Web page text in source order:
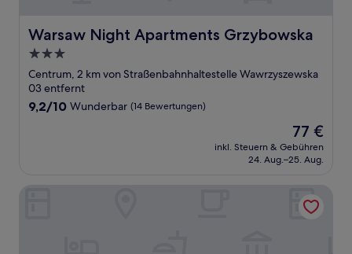
Warsaw Night Apartments Grzybowska
Warsaw Night Apartments Grzybowska
3.0-
Sterne-
Unterkunft
Centrum, 2 km von Straßenbahnhaltestelle Wawrzyszewska
03 entfernt
9.2
9,2/10 Wunderbar (14 Bewertungen)
Der
Preis
beträgt
77 €
inkl. Steuern & Gebühren
24. Aug.–25. Aug.